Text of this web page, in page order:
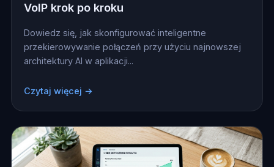
VoIP krok po kroku
Dowiedz się, jak skonfigurować inteligentne
przekierowywanie połączeń przy użyciu najnowszej
architektury AI w aplikacji...
Czytaj więcej →